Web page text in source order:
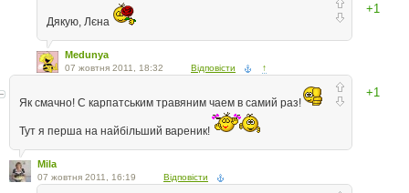
+1
Дякую, Лєна
Medunya
07 жовтня 2011, 18:32 Відповісти ↑
+1
Як смачно! С карпатським травяним чаем в самий раз!
Тут я перша на найбільший вареник!
Mila
07 жовтня 2011, 16:19 Відповісти